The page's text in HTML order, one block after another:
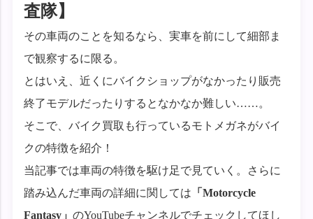
査隊】
その車両のことを知るなら、実車を前にして細部ま
で観察するに限る。
とはいえ、近くにバイクショップがなかったり販売
終了モデルだったりするとなかなか難しい……。
そこで、バイク買取も行っているモトメガネがバイ
クの特徴を紹介！
当記事では車両の特徴を駆け足で見ていく。さらに
踏み込んだ車両の詳細に関しては 「Motorcycle
Fantasy」のYouTubeチャンネルでチェックしてほし